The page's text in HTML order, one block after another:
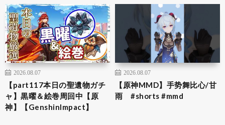
2026.08.07
【part117本日の聖遺物ガチ
ャ】黒曜＆絵巻周回中【原
神】【GenshinImpact】
2026.08.07
【原神MMD】手势舞比心/甘
雨 #shorts #mmd